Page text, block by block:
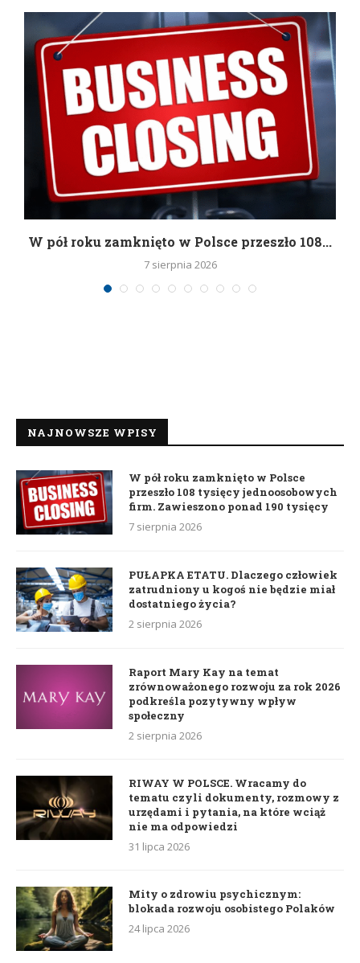
W pół roku zamknięto w Polsce przeszło 108...
7 sierpnia 2026
NAJNOWSZE WPISY
W pół roku zamknięto w Polsce
przeszło 108 tysięcy jednoosobowych
firm. Zawieszono ponad 190 tysięcy
7 sierpnia 2026
PUŁAPKA ETATU. Dlaczego człowiek
zatrudniony u kogoś nie będzie miał
dostatniego życia?
2 sierpnia 2026
Raport Mary Kay na temat
zrównoważonego rozwoju za rok 2026
podkreśla pozytywny wpływ
społeczny
2 sierpnia 2026
RIWAY W POLSCE. Wracamy do
tematu czyli dokumenty, rozmowy z
urzędami i pytania, na które wciąż
nie ma odpowiedzi
31 lipca 2026
Mity o zdrowiu psychicznym:
blokada rozwoju osobistego Polaków
24 lipca 2026